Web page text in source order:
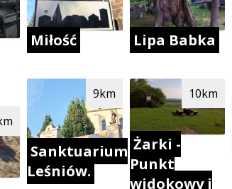
Miłość
Sanktuarium
Leśniów.
9km
Lipa Babka
Żarki -
Punkt
widokowy i
10km